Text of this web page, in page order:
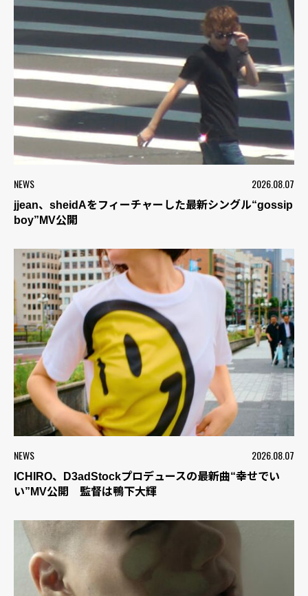
NEWS 2026.08.07
jjean、sheidAをフィーチャーした最新シングル“gossip
boy”MV公開
NEWS 2026.08.07
ICHIRO、D3adStockプロデュースの最新曲“幸せでい
い”MV公開 監督は鴨下大輝